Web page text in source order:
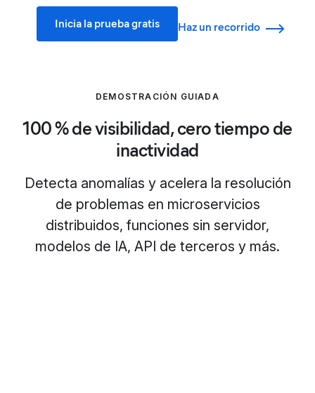
Inicia la prueba gratis Haz un recorrido
DEMOSTRACIÓN GUIADA
100 % de visibilidad, cero tiempo de
inactividad
Detecta anomalías y acelera la resolución
de problemas en microservicios
distribuidos, funciones sin servidor,
modelos de IA, API de terceros y más.